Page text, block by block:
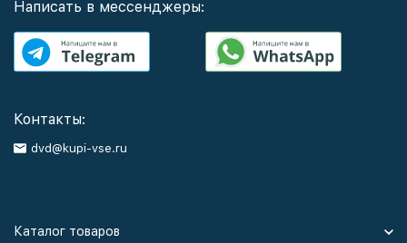
Написать в мессенджеры:
Контакты:
dvd@kupi-vse.ru
Каталог товаров